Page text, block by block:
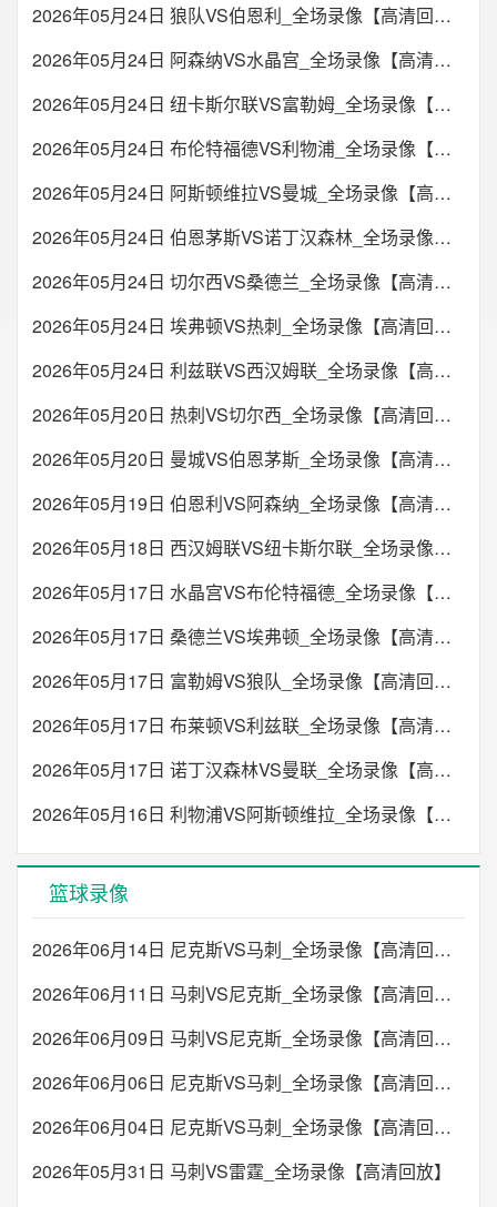
2026年05月24日 狼队VS伯恩利_全场录像【高清回放】
2026年05月24日 阿森纳VS水晶宫_全场录像【高清回放】
2026年05月24日 纽卡斯尔联VS富勒姆_全场录像【高清回放】
2026年05月24日 布伦特福德VS利物浦_全场录像【高清回放】
2026年05月24日 阿斯顿维拉VS曼城_全场录像【高清回放】
2026年05月24日 伯恩茅斯VS诺丁汉森林_全场录像【高清回放】
2026年05月24日 切尔西VS桑德兰_全场录像【高清回放】
2026年05月24日 埃弗顿VS热刺_全场录像【高清回放】
2026年05月24日 利兹联VS西汉姆联_全场录像【高清回放】
2026年05月20日 热刺VS切尔西_全场录像【高清回放】
2026年05月20日 曼城VS伯恩茅斯_全场录像【高清回放】
2026年05月19日 伯恩利VS阿森纳_全场录像【高清回放】
2026年05月18日 西汉姆联VS纽卡斯尔联_全场录像【高清回放】
2026年05月17日 水晶宫VS布伦特福德_全场录像【高清回放】
2026年05月17日 桑德兰VS埃弗顿_全场录像【高清回放】
2026年05月17日 富勒姆VS狼队_全场录像【高清回放】
2026年05月17日 布莱顿VS利兹联_全场录像【高清回放】
2026年05月17日 诺丁汉森林VS曼联_全场录像【高清回放】
2026年05月16日 利物浦VS阿斯顿维拉_全场录像【高清回放】
篮球录像
2026年06月14日 尼克斯VS马刺_全场录像【高清回放】
2026年06月11日 马刺VS尼克斯_全场录像【高清回放】
2026年06月09日 马刺VS尼克斯_全场录像【高清回放】
2026年06月06日 尼克斯VS马刺_全场录像【高清回放】
2026年06月04日 尼克斯VS马刺_全场录像【高清回放】
2026年05月31日 马刺VS雷霆_全场录像【高清回放】